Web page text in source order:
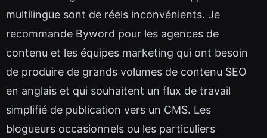
multilingue sont de réels inconvénients. Je
recommande Byword pour les agences de
contenu et les équipes marketing qui ont besoin
de produire de grands volumes de contenu SEO
en anglais et qui souhaitent un flux de travail
simplifié de publication vers un CMS. Les
blogueurs occasionnels ou les particuliers